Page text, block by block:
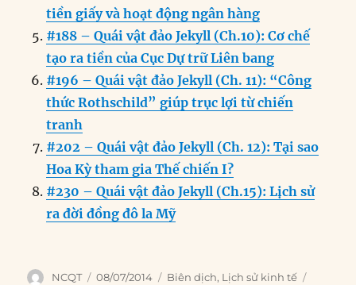
tiền giấy và hoạt động ngân hàng
#188 – Quái vật đảo Jekyll (Ch.10): Cơ chế
tạo ra tiền của Cục Dự trữ Liên bang
#196 – Quái vật đảo Jekyll (Ch. 11): “Công
thức Rothschild” giúp trục lợi từ chiến
tranh
#202 – Quái vật đảo Jekyll (Ch. 12): Tại sao
Hoa Kỳ tham gia Thế chiến I?
#230 – Quái vật đảo Jekyll (Ch.15): Lịch sử
ra đời đồng đô la Mỹ
Author
NCQT
Posted
08/07/2014 Categories
Biên dịch, Lịch sử kinh tế